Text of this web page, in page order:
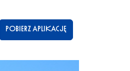
POBIERZ APLIKACJĘ